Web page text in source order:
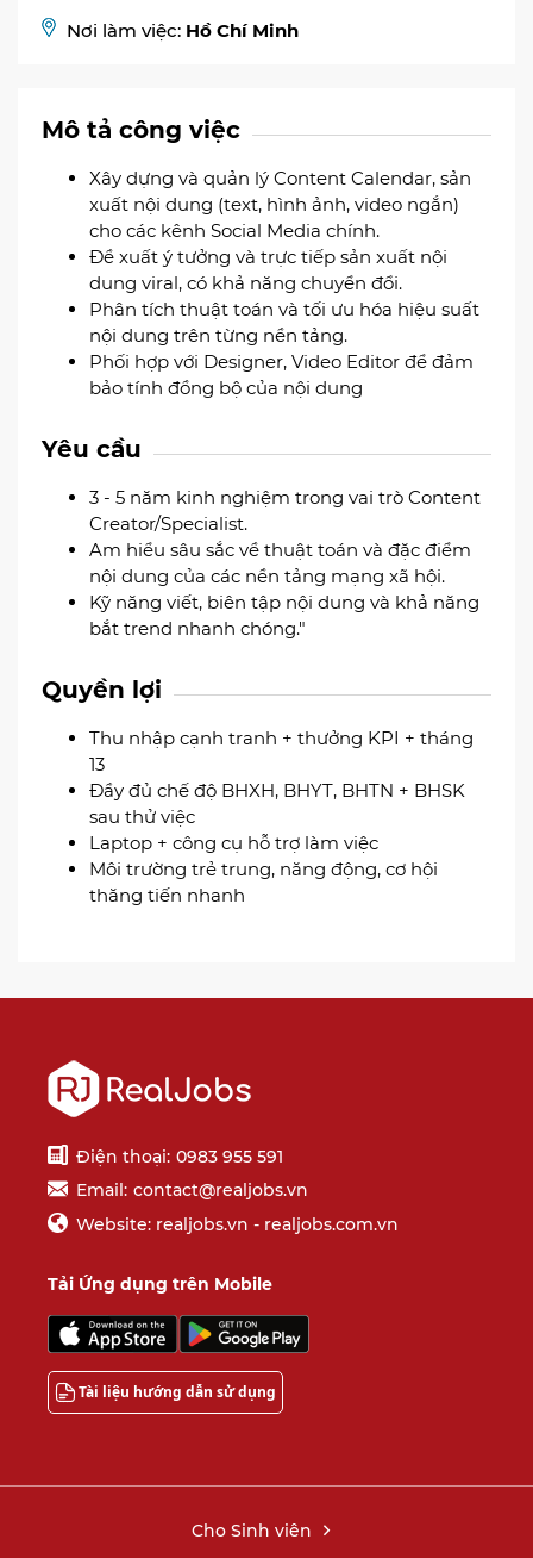
Nơi làm việc: Hồ Chí Minh
Mô tả công việc
Xây dựng và quản lý Content Calendar, sản
xuất nội dung (text, hình ảnh, video ngắn)
cho các kênh Social Media chính.
Đề xuất ý tưởng và trực tiếp sản xuất nội
dung viral, có khả năng chuyển đổi.
Phân tích thuật toán và tối ưu hóa hiệu suất
nội dung trên từng nền tảng.
Phối hợp với Designer, Video Editor để đảm
bảo tính đồng bộ của nội dung
Yêu cầu
3 - 5 năm kinh nghiệm trong vai trò Content
Creator/Specialist.
Am hiểu sâu sắc về thuật toán và đặc điểm
nội dung của các nền tảng mạng xã hội.
Kỹ năng viết, biên tập nội dung và khả năng
bắt trend nhanh chóng."
Quyền lợi
Thu nhập cạnh tranh + thưởng KPI + tháng
13
Đầy đủ chế độ BHXH, BHYT, BHTN + BHSK
sau thử việc
Laptop + công cụ hỗ trợ làm việc
Môi trường trẻ trung, năng động, cơ hội
thăng tiến nhanh
Điện thoại: 0983 955 591
Email: contact@realjobs.vn
Website: realjobs.vn - realjobs.com.vn
Tải Ứng dụng trên Mobile
Tài liệu hướng dẫn sử dụng
Cho Sinh viên